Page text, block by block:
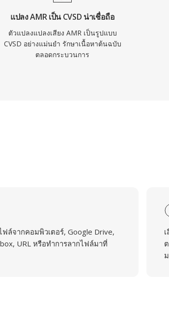
แปลง AMR เป็น CVSD น่าเชื่อถือ
ตัวแปลงแปลงเสียง AMR เป็นรูปแบบ
CVSD อย่างแม่นยำ รักษาเนื้อหาต้นฉบับ
ตลอดกระบวนการ
ฟล์จากคอมพิวเตอร์, Google Drive,
URL หรือทำการลากไฟล์มาที่